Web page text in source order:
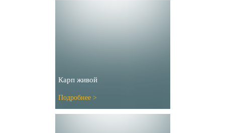
Карп живой
Подробнее >